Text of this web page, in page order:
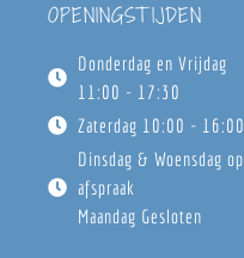
OPENINGSTIJDEN
Donderdag en Vrijdag
11:00 - 17:30
Zaterdag 10:00 - 16:00
Dinsdag & Woensdag op
afspraak
Maandag Gesloten